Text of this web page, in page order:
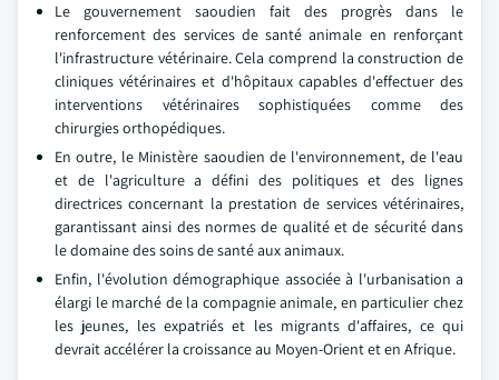
Le gouvernement saoudien fait des progrès dans le
renforcement des services de santé animale en renforçant
l'infrastructure vétérinaire. Cela comprend la construction de
cliniques vétérinaires et d'hôpitaux capables d'effectuer des
interventions vétérinaires sophistiquées comme des
chirurgies orthopédiques.
En outre, le Ministère saoudien de l'environnement, de l'eau
et de l'agriculture a défini des politiques et des lignes
directrices concernant la prestation de services vétérinaires,
garantissant ainsi des normes de qualité et de sécurité dans
le domaine des soins de santé aux animaux.
Enfin, l'évolution démographique associée à l'urbanisation a
élargi le marché de la compagnie animale, en particulier chez
les jeunes, les expatriés et les migrants d'affaires, ce qui
devrait accélérer la croissance au Moyen-Orient et en Afrique.